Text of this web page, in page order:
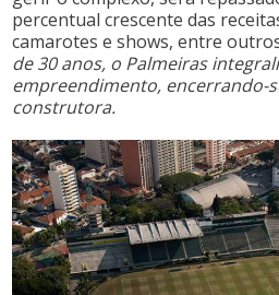
percentual crescente das
camarotes e shows, entre
de 30 anos, o Palmeiras
empreendimento, encerrando-
construtora.